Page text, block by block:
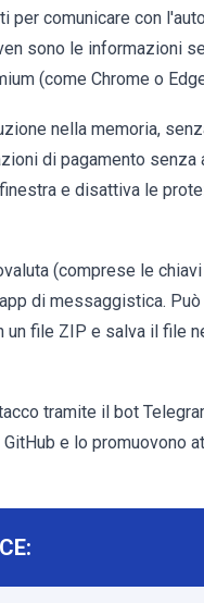
per comunicare con
sono le informazioni
(come Chrome o
nella memoria,
di pagamento senza
e disattiva le
(comprese le
di messaggistica. Può
un file ZIP e salva il file
tramite il bot
e lo promuovono